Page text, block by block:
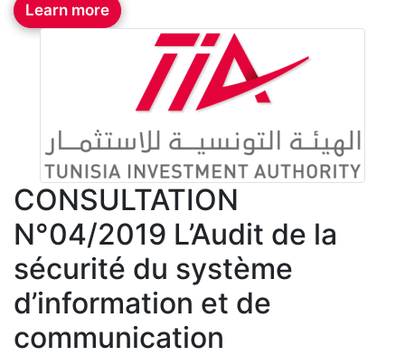
Learn more
CONSULTATION
N°04/2019 L’Audit de la
sécurité du système
d’information et de
communication